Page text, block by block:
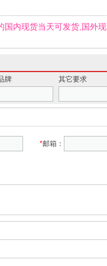
国内现货当天可发货,国外
牌 其它要求
*邮箱：